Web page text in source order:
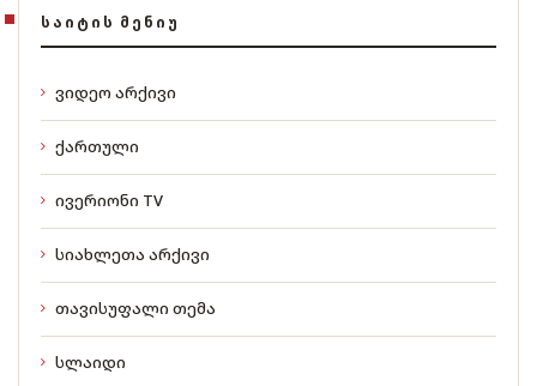
ᲡᲐᲘᲢᲘᲡ ᲛᲔᲜᲘᲣ
ვიდეო არქივი
ქართული
ივერიონი TV
სიახლეთა არქივი
თავისუფალი თემა
სლაიდი